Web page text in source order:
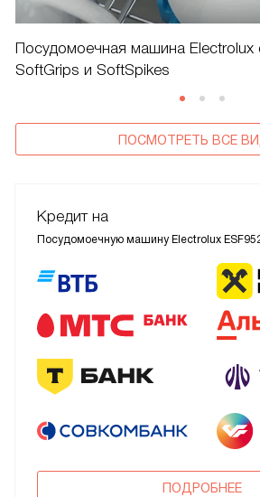
Посудомоечная машина Electrolux
SoftGrips и SoftSpikes
ПОСМОТРЕТЬ ВСЕ
Кредит на
Посудомоечную машину Electrolux
ПОДРОБНЕЕ